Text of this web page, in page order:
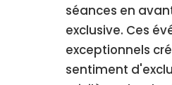
séances en
exclusive. Ces
exceptionnels
sentiment